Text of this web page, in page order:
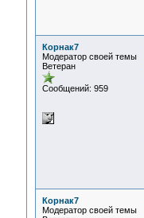
Корнак7
Модератор своей темы
Ветеран
Сообщений: 959
Корнак7
Модератор своей темы